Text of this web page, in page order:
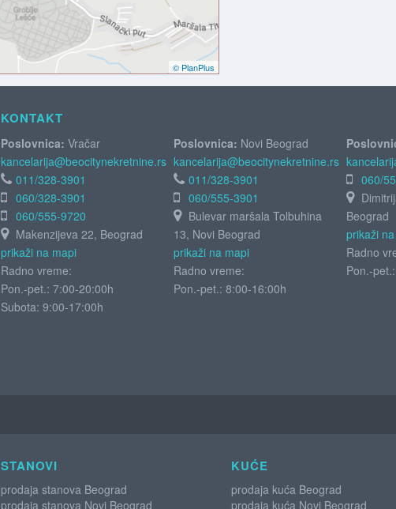
© PlanPlus
KONTAKT
Poslovnica: Vračar
kancelarija@beocitynekretnine.rs
011/328-3901
060/328-3901
060/555-9720
Makenzijeva 22, Beograd
prikaži na mapi
Radno vreme:
Pon.-pet.: 7:00-20:00h
Subota: 9:00-17:00h
Poslovnica: Novi Beograd
kancelarija@beocitynekretnine.rs
011/328-3901
060/555-3901
Bulevar maršala Tolbuhina
13, Novi Beograd
prikaži na mapi
Radno vreme:
Pon.-pet.: 8:00-16:00h
060/
Beograd
prikaži
Radno
Pon.-
STANOVI
prodaja stanova Beograd
prodaja stanova Novi Beograd
KUĆE
prodaja kuća Beograd
prodaja kuća Novi Beograd